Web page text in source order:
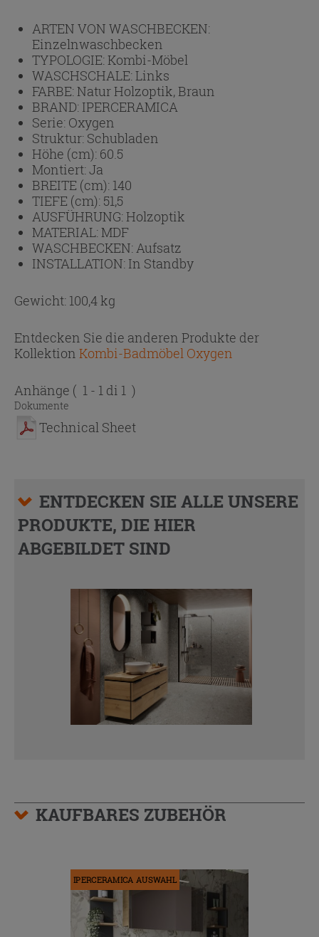
ARTEN VON WASCHBECKEN:
Einzelnwaschbecken
TYPOLOGIE:Kombi-Möbel
WASCHSCHALE:Links
FARBE:Natur Holzoptik, Braun
BRAND: IPERCERAMICA
Serie: Oxygen
Struktur: Schubladen
Höhe (cm): 60.5
Montiert:Ja
BREITE (cm): 140
TIEFE (cm): 51,5
AUSFÜHRUNG:Holzoptik
MATERIAL:MDF
WASCHBECKEN: Aufsatz
INSTALLATION: In Standby
Gewicht: 100,4 kg
Entdecken Sie die anderen Produkte der
Kollektion Kombi-Badmöbel Oxygen
Anhänge ( 1 - 1 di 1 )
Dokumente
Technical Sheet
ENTDECKEN SIE ALLE UNSERE
PRODUKTE, DIE HIER
ABGEBILDET SIND
KAUFBARES ZUBEHÖR
IPERCERAMICA AUSWAHL